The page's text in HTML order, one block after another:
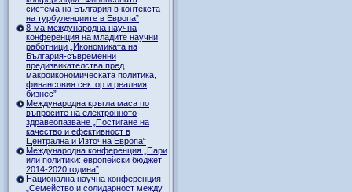
система на България в контекста
на турбуленциите в Европа”
8-ма международна научна
конференция на младите научни
работници „Икономиката на
България-съвременни
предизвикателства пред
макроикономическата политика,
финансовия сектор и реалния
бизнес”
Международна кръгла маса по
въпросите на електронното
здравеопазване „Постигане на
качество и ефективност в
Централна и Източна Европа“
Международна конференция „Пари
или политики: европейски бюджет
2014-2020 година”
Национална научна конференция
„Семейство и солидарност между